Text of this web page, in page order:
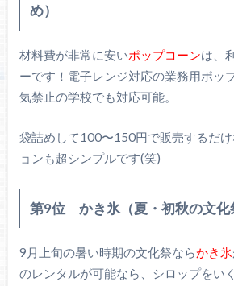
め）
材料費が非常に安いポップコーンは、
ーです！電子レンジ対応の業務用ポッ
気禁止の学校でも対応可能。
袋詰めして100〜150円で販売するだ
ョンも超シンプルです(笑)
第9位 かき氷（夏・初秋の文化
9月上旬の暑い時期の文化祭ならかき氷
のレンタルが可能なら、シロップをい